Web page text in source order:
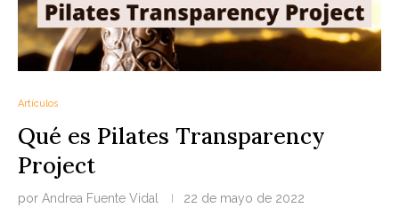
Artículos
Qué es Pilates Transparency
Project
por Andrea Fuente Vidal 22 de mayo de 2022